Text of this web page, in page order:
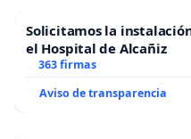
Solicitamos la
el Hospital de Alcañiz
363 firmas
Aviso de transparencia